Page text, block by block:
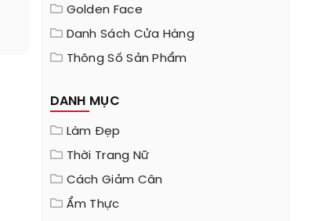
Golden Face
Danh Sách Cửa Hàng
Thông Số Sản Phẩm
DANH MỤC
Làm Đẹp
Thời Trang Nữ
Cách Giảm Cân
Ẩm Thực